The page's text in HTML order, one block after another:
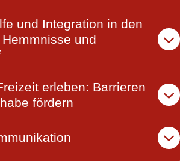
und Integration in den
und
erleben: Barrieren
fördern